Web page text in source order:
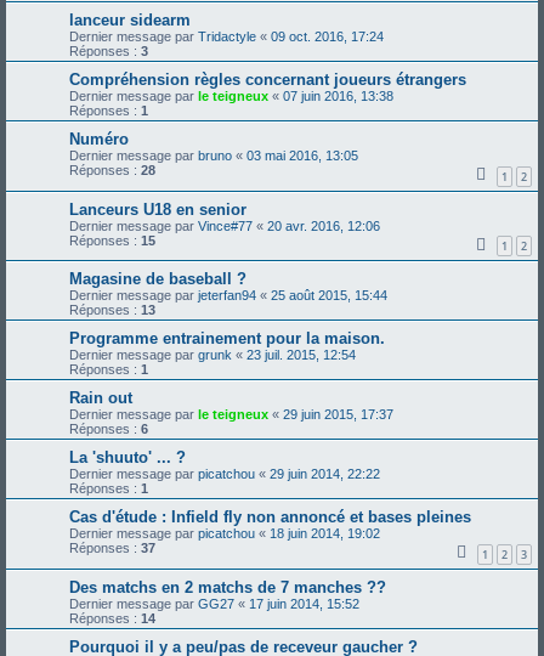
lanceur sidearm
Dernier message par Tridactyle « 09 oct. 2016, 17:24
Réponses : 3
Compréhension règles concernant joueurs étrangers
Dernier message par le teigneux « 07 juin 2016, 13:38
Réponses : 1
Numéro
Dernier message par bruno « 03 mai 2016, 13:05
Réponses : 28 1 2
Lanceurs U18 en senior
Dernier message par Vince#77 « 20 avr. 2016, 12:06
Réponses : 15 1 2
Magasine de baseball ?
Dernier message par jeterfan94 « 25 août 2015, 15:44
Réponses : 13
Programme entrainement pour la maison.
Dernier message par grunk « 23 juil. 2015, 12:54
Réponses : 1
Rain out
Dernier message par le teigneux « 29 juin 2015, 17:37
Réponses : 6
La 'shuuto' ... ?
Dernier message par picatchou « 29 juin 2014, 22:22
Réponses : 1
Cas d'étude : Infield fly non annoncé et bases pleines
Dernier message par picatchou « 18 juin 2014, 19:02
Réponses : 37 1 2 3
Des matchs en 2 matchs de 7 manches ??
Dernier message par GG27 « 17 juin 2014, 15:52
Réponses : 14
Pourquoi il y a peu/pas de receveur gaucher ?